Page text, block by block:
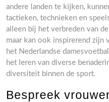
andere landen te kijken,
tactieken, technieken en
alleen bij het verbreden van
maar kan ook inspirerend
het Nederlandse
het leren van diverse
diversiteit binnen de sport.
Bespreek